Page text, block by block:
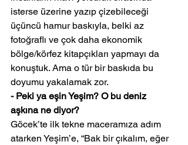
isterse üzerine yazıp çizebileceği
üçüncü hamur baskıyla, belki az
fotoğraflı ve çok daha ekonomik
bölge/körfez kitapçıkları yapmayı da
konuştuk. Ama o tür bir baskıda bu
doyumu yakalamak zor.
- Peki ya eşin Yeşim? O bu deniz
aşkına ne diyor?
Göcek’te ilk tekne maceramıza adım
atarken Yeşim’e, “Bak bir çıkalım, eğer